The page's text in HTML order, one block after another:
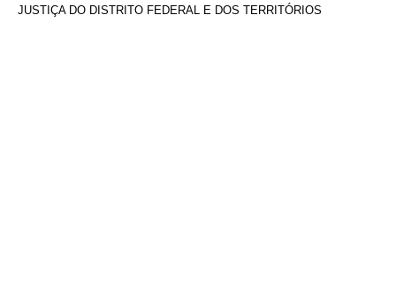
JUSTIÇA DO DISTRITO FEDERAL E DOS TERRITÓRIOS